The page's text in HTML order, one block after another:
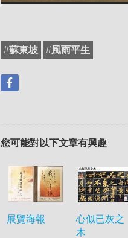
#蘇東坡 #風雨平生
您可能對以下文章有興趣
展覽海報
心似已灰之
木